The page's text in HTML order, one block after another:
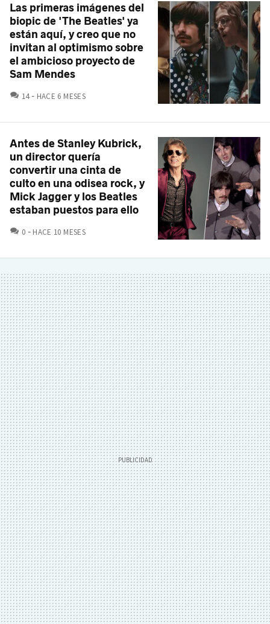
Las primeras imágenes del
biopic de 'The Beatles' ya
están aquí, y creo que no
invitan al optimismo sobre
el ambicioso proyecto de
Sam Mendes
14 COMENTARIOS
HACE 6 MESES
Antes de Stanley Kubrick,
un director quería
convertir una cinta de
culto en una odisea rock, y
Mick Jagger y los Beatles
estaban puestos para ello
0 COMENTARIOS
HACE 10 MESES